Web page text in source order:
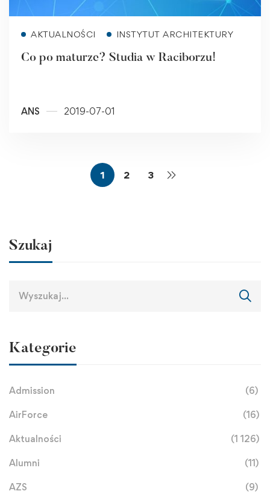
AKTUALNOŚCI INSTYTUT ARCHITEKTURY
Co po maturze? Studia w Raciborzu!
ANS 2019-07-01
1 2 3
Szukaj
Kategorie
Admission (6)
AirForce (16)
Aktualności (1 126)
Alumni (11)
AZS (9)